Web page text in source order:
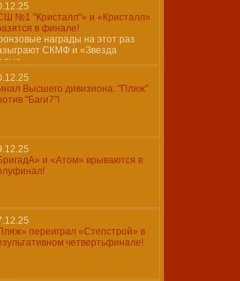
№1 "Кристалл"» и «Кристалл»
в финале!
награды на этот раз
СКМФ и «Звезда
Высшего дивизиона: "Пляж"
"Баги7"!
и «Атом» врываются в
переиграл «Степстрой» в
четвертьфинале!